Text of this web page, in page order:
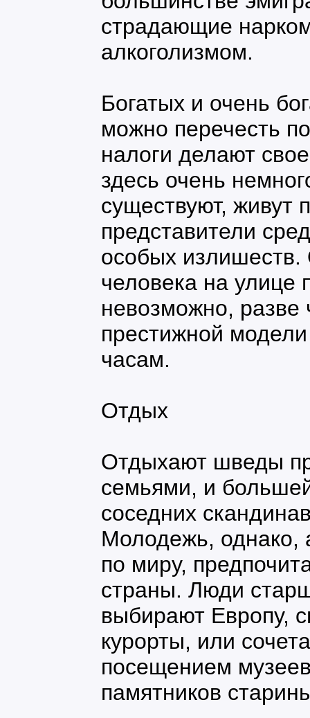
страдающие
алкоголизмом.
Богатых и очень
можно перечесть
налоги делают
здесь очень
существуют, живут
представители
особых излишеств.
человека на улице
невозможно,
престижной
часам.
Отдых
Отдыхают шведы
семьями, и
соседних
Молодежь, однако,
по миру,
страны. Люди
выбирают Европу,
курорты, или
посещением
памятников